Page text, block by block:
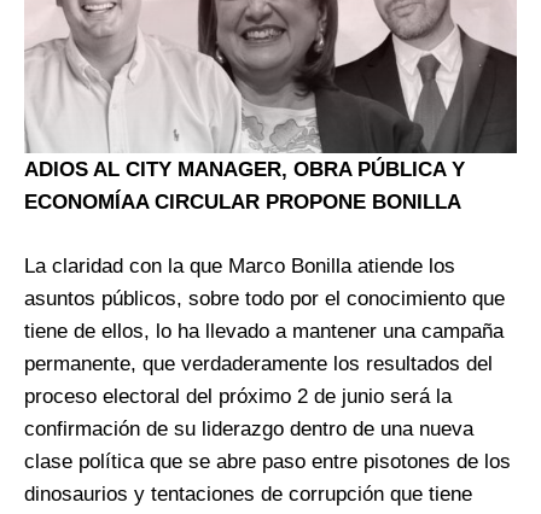
ADIOS AL CITY MANAGER, OBRA PÚBLICA Y
ECONOMÍAA CIRCULAR PROPONE BONILLA
La claridad con la que Marco Bonilla atiende los
asuntos públicos, sobre todo por el conocimiento que
tiene de ellos, lo ha llevado a mantener una campaña
permanente, que verdaderamente los resultados del
proceso electoral del próximo 2 de junio será la
confirmación de su liderazgo dentro de una nueva
clase política que se abre paso entre pisotones de los
dinosaurios y tentaciones de corrupción que tiene